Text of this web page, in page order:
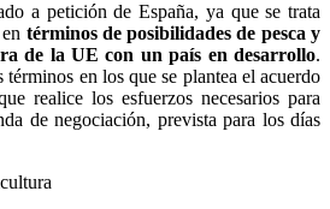
a petición de España, ya que se trata
términos de posibilidades de pesca y
de la UE con un país en desarrollo.
en los que se plantea el acuerdo
realice los esfuerzos necesarios para
de negociación, prevista para los días